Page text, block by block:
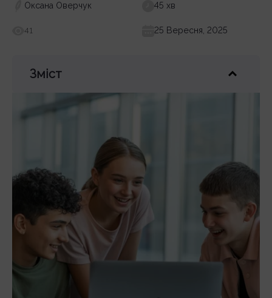
Оксана Оверчук 45 хв
41 25 Вересня, 2025
Зміст